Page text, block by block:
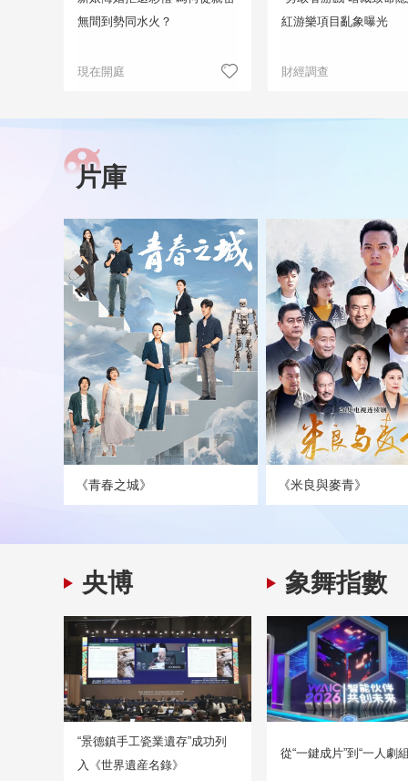
無間到勢同水火？
現在開庭
紅游樂項目亂象曝光
財經調查
片庫
《青春之城》 《米良與麥青》
央博
“景德鎮手工瓷業遺存”成功列
入《世界遺産名錄》
象舞指數
從“一鍵成片”到“一人劇